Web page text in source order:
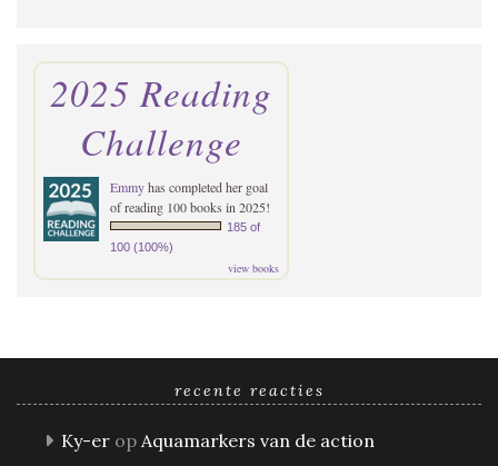
2025 Reading
Challenge
Emmyhas completed her goal
of reading 100 books in 2025!
185 of
100 (100%)
view books
recente reacties
Ky-er op Aquamarkers van de action